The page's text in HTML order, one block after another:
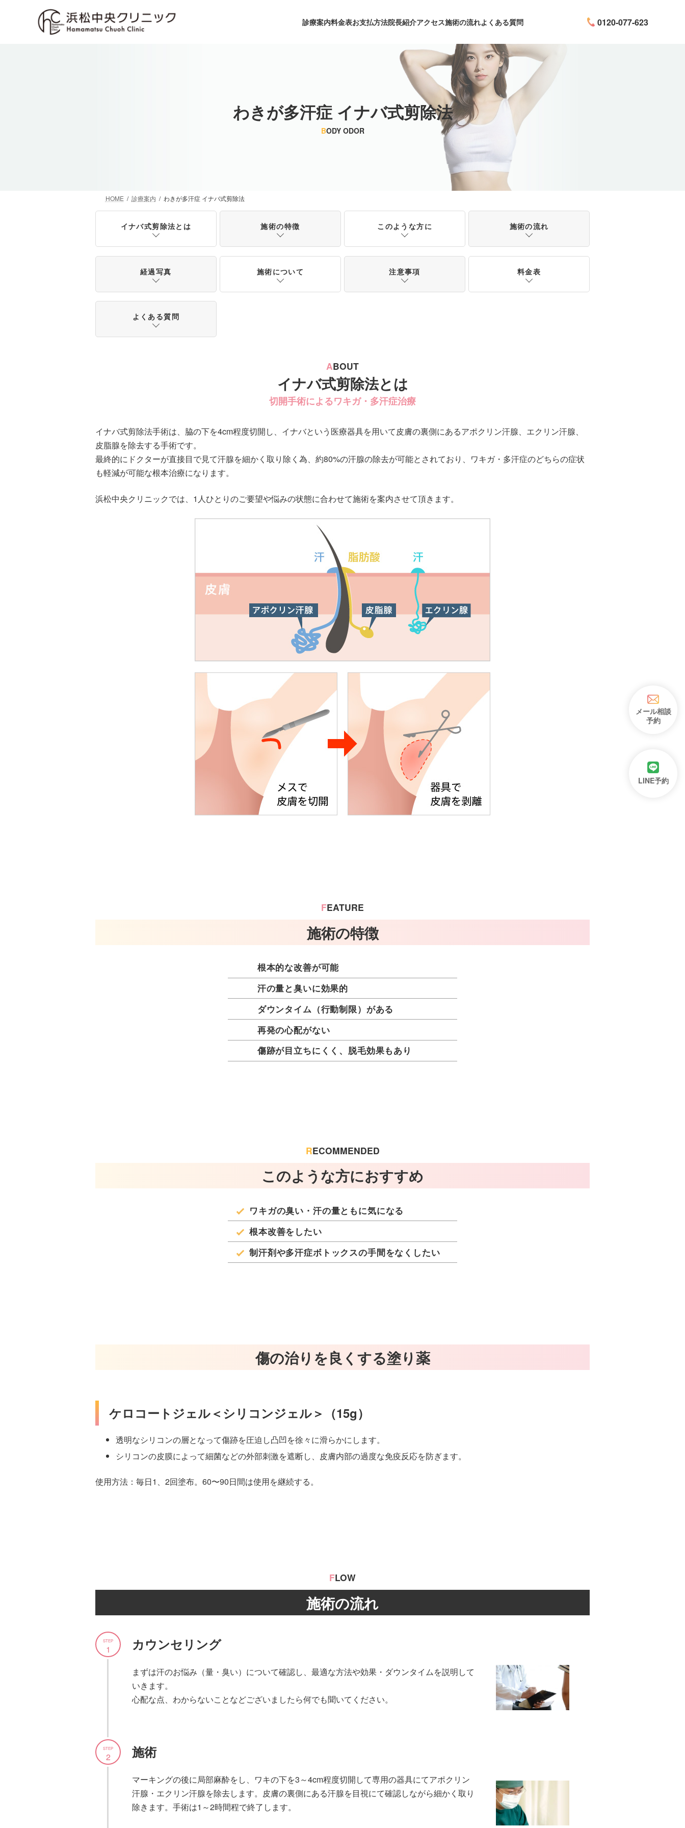
診療案内料金表お支払方法院長紹介アクセス施術の流れよくある質問 0120-077-623
わきが多汗症 イナバ式剪除法
BODY ODOR
HOME 診療案内 わきが多汗症 イナバ式剪除法
イナバ式剪除法とは 施術の特徴 このような方に 施術の流れ
経過写真 施術について 注意事項 料金表
よくある質問
ABOUT
イナバ式剪除法とは
切開手術によるワキガ・多汗症治療
イナバ式剪除法手術は、脇の下を4cm程度切開し、イナバという医療器具を用いて皮膚の裏側にあるアポクリン汗腺、エクリン汗腺、
皮脂腺を除去する手術です。
最終的にドクターが直接目で見て汗腺を細かく取り除く為、約80%の汗腺の除去が可能とされており、ワキガ・多汗症のどちらの症状
も軽減が可能な根本治療になります。
浜松中央クリニックでは、1人ひとりのご要望や悩みの状態に合わせて施術を案内させて頂きます。
FEATURE
施術の特徴
根本的な改善が可能
汗の量と臭いに効果的
ダウンタイム（行動制限）がある
再発の心配がない
傷跡が目立ちにくく、脱毛効果もあり
RECOMMENDED
このような方におすすめ
ワキガの臭い・汗の量ともに気になる
根本改善をしたい
制汗剤や多汗症ボトックスの手間をなくしたい
傷の治りを良くする塗り薬
ケロコートジェル＜シリコンジェル＞（15g）
透明なシリコンの層となって傷跡を圧迫し凸凹を徐々に滑らかにします。
シリコンの皮膜によって細菌などの外部刺激を遮断し、皮膚内部の過度な免疫反応を防ぎます。
使用方法：毎日1、2回塗布。60〜90日間は使用を継続する。
FLOW
施術の流れ
カウンセリング
まずは汗のお悩み（量・臭い）について確認し、最適な方法や効果・ダウンタイムを説明して
いきます。
心配な点、わからないことなどございましたら何でも聞いてください。
STEP
1
施術
マーキングの後に局部麻酔をし、ワキの下を3～4cm程度切開して専用の器具にてアポクリン
汗腺・エクリン汗腺を除去します。皮膚の裏側にある汗腺を目視にて確認しながら細かく取り
除きます。手術は1～2時間程で終了します。
STEP
2
メール相談
予約
LINE予約